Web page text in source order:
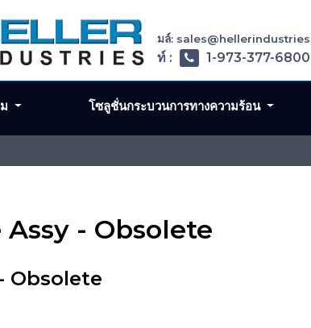
Assy - Obsolete
Obsolete
อีเมล์:
โทรศัพท์ : 1-973-377-6800
โซลูชั่นกระบวนการทางความร้อน